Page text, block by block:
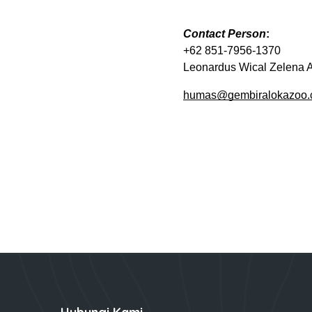
Contact Person:
+62 851-7956-1370
Leonardus Wical Zelena